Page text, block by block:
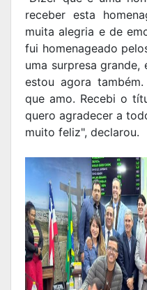
receber esta
muita alegria e de
fui homenageado
uma surpresa
estou agora
que amo. Recebi o
quero agradecer a
muito feliz", declarou.